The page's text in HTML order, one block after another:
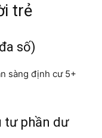
trẻ
số)
sàng định cư 5+
tư phần dư